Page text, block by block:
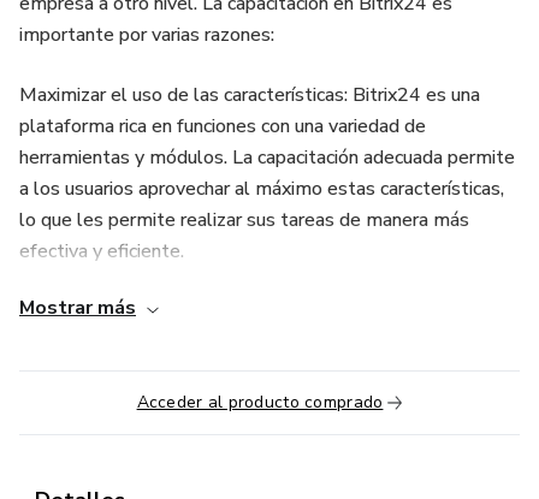
importante por varias razones:
Maximizar el uso de las características: Bitrix24 es una
plataforma rica en funciones con una variedad de
herramientas y módulos. La capacitación adecuada permite
a los usuarios aprovechar al máximo estas características,
lo que les permite realizar sus tareas de manera más
efectiva y eficiente.
Evitar errores y malentendidos: Sin una capacitación
lo que puede llevar a malentendidos, pérdida de datos o
ineficiencia en los procesos. La capacitación ayuda a
minimizar estos problemas al garantizar que los usuarios
Mostrar más
Acceder al producto comprado